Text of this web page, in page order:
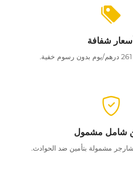
أسعار شفافة
شامل مشمول
مشمولة بتأمين ضد الحوادث.